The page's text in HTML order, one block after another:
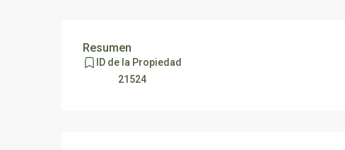
Resumen
ID de la Propiedad
21524